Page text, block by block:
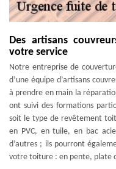
Des artisans
votre service
Notre entreprise de
d’une équipe d’artisans
à prendre en main la
ont suivi des formations
soit le type de revêtement
en PVC, en tuile, en bac
d’autres ; ils pourront
votre toiture : en pente, plate